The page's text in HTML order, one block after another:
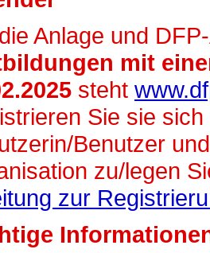
Anlage und
mit
steht
Sie sie
Benutzer
zu/legen
zur